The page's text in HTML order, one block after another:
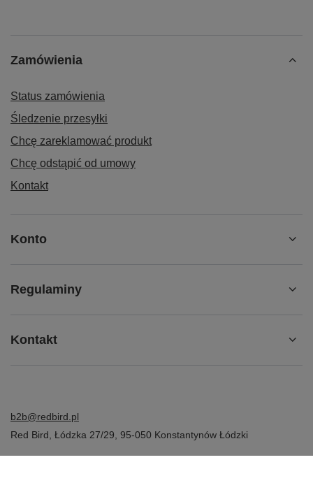
Zamówienia
Status zamówienia
Śledzenie przesyłki
Chcę zareklamować produkt
Chcę odstąpić od umowy
Kontakt
Konto
Regulaminy
Kontakt
b2b@redbird.pl
Red Bird Łódzka 27/29 95-050 Konstantynów Łódzki